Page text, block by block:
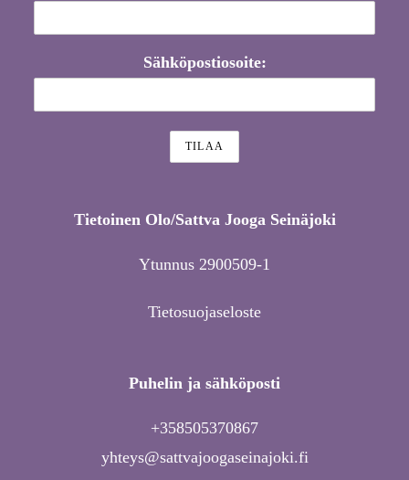
Sähköpostiosoite:
Tietoinen Olo/Sattva Jooga Seinäjoki
Ytunnus 2900509-1
Tietosuojaseloste
Puhelin ja sähköposti
+358505370867
yhteys@sattvajoogaseinajoki.fi